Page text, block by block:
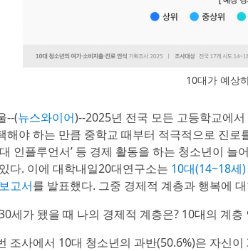
10대가 예상
--(뉴스와이어)--2025년 전국 모든 고등학교에
해야 하는 만큼 중학교 때부터 적극적으로 진로
대 인플루언서’ 등 경제 활동을 하는 청소년이
다. 이에 대학내일20대연구소는 10대(14~18세
고서를 발표했다. 그중 경제적 계층과 행복에
세가 됐을 때 나의 경제적 계층은? 10대의 계층
조사에서 10대 청소년의 과반(50.6%)은 자신